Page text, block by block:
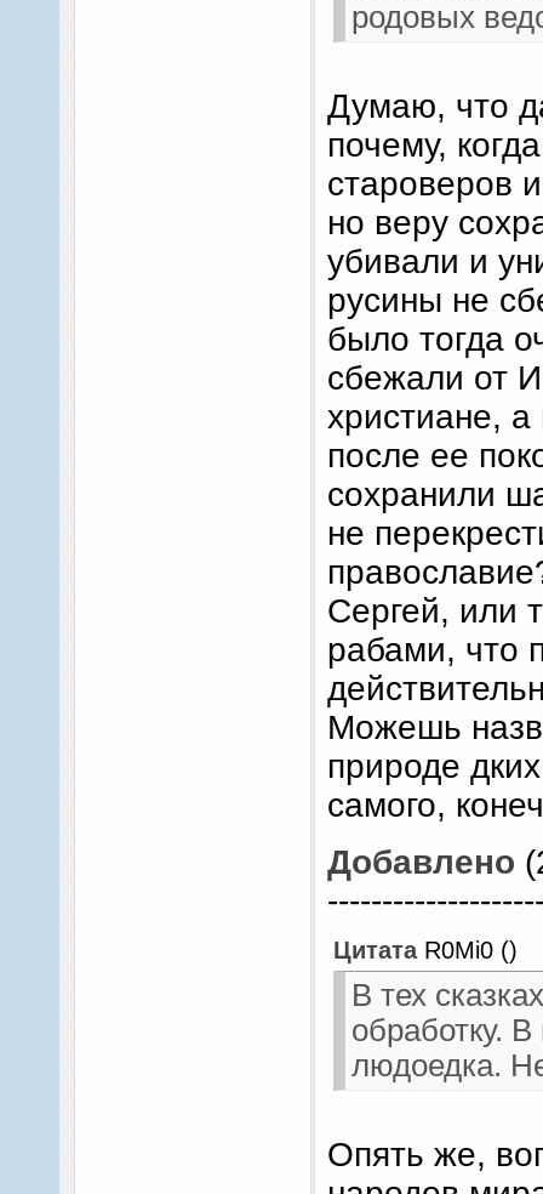
родовых
Думаю, что
почему,
староверов
но веру
убивали и
русины не
было тогда
сбежали от
христиане,
после ее
сохранили
не
Сергей, или
рабами, что
Можешь
природе
самого,
Добавлено
Цитата R0Mi0 ()
В тех
обработку.
людоедка.
Опять же,